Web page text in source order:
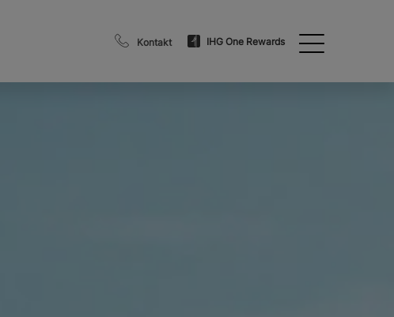
Kontakt IHG One Rewards